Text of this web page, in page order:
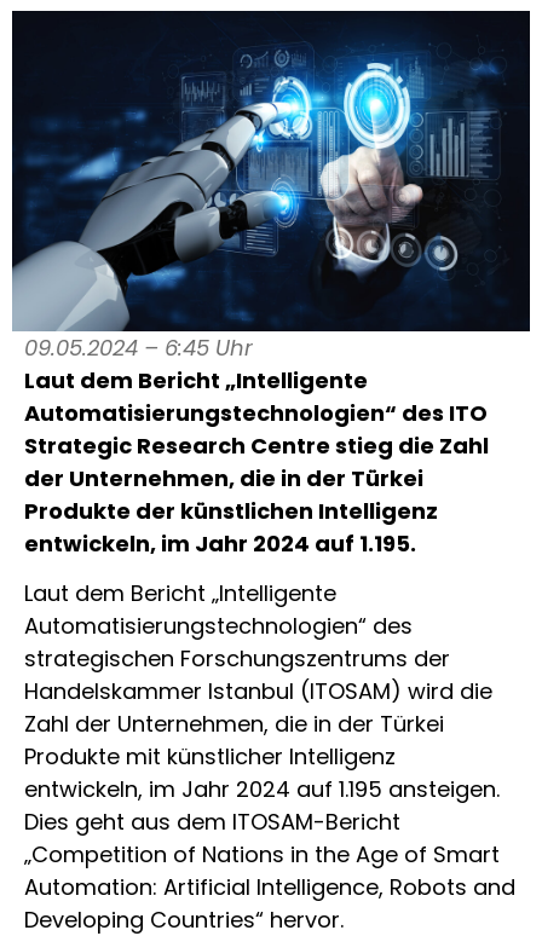
09.05.2024 – 6:45 Uhr
Laut dem Bericht „Intelligente
Automatisierungstechnologien“ des ITO
Strategic Research Centre stieg die Zahl
der Unternehmen, die in der Türkei
Produkte der künstlichen Intelligenz
entwickeln, im Jahr 2024 auf 1.195.
Laut dem Bericht „Intelligente
Automatisierungstechnologien“ des
strategischen Forschungszentrums der
Handelskammer Istanbul (ITOSAM) wird die
Zahl der Unternehmen, die in der Türkei
Produkte mit künstlicher Intelligenz
entwickeln, im Jahr 2024 auf 1.195 ansteigen.
Dies geht aus dem ITOSAM-Bericht
„Competition of Nations in the Age of Smart
Automation: Artificial Intelligence, Robots and
Developing Countries“ hervor.